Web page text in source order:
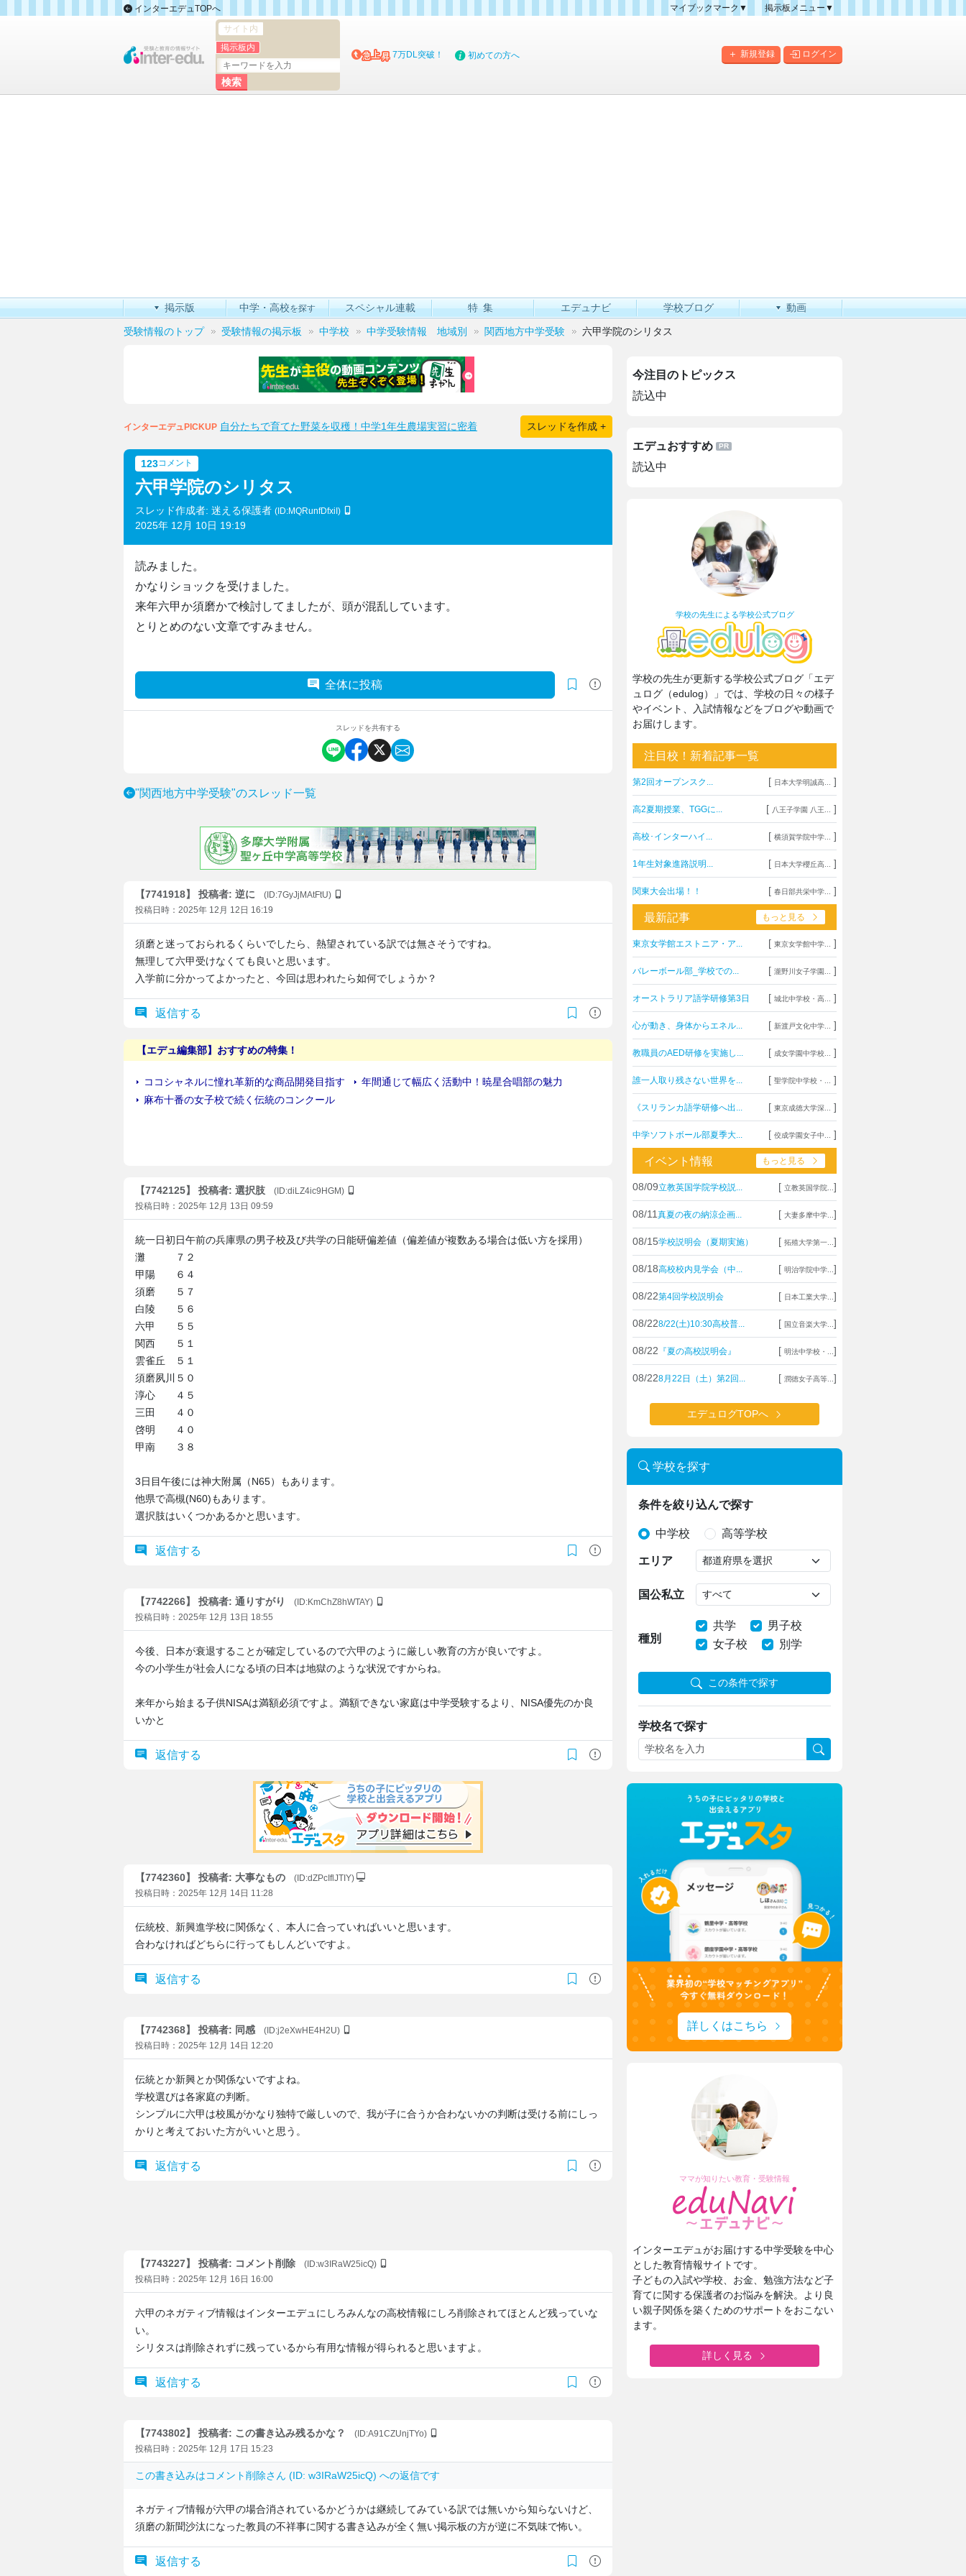
インターエデュTOPへ
マイブックマーク▼
掲示板メニュー▼
掲示板マップ
新規登録 ログイン
サイト内
掲示板内
7万DL突破！ 初めての方へ
掲示版 中学・高校を探す スペシャル連載 特集 エデュナビ 学校ブログ 動画
受験情報のトップ 受験情報の掲示板 中学校 中学受験情報 地域別 関西地方中学受験 六甲学院のシリタス
インターエデュPICKUP 自分たちで育てた野菜を収穫！中学1年生農場実習に密着 スレッドを作成 +
123コメント
六甲学院のシリタス
スレッド作成者: 迷える保護者 (ID:MQRunfDfxiI)
2025年 12月 10日 19:19
読みました。
かなりショックを受けました。
来年六甲か須磨かで検討してましたが、頭が混乱しています。
とりとめのない文章ですみません。
全体に投稿
スレッドを共有する
"関西地方中学受験"のスレッド一覧
【7741918】 投稿者: 逆に
(ID:7GyJjMAtFtU)
投稿日時：2025年 12月 12日 16:19
須磨と迷っておられるくらいでしたら、熱望されている訳では無さそうですね。
無理して六甲受けなくても良いと思います。
入学前に分かってよかったと、今回は思われたら如何でしょうか？
返信する
【7742125】 投稿者: 選択肢
(ID:diLZ4ic9HGM)
投稿日時：2025年 12月 13日 09:59
統一日初日午前の兵庫県の男子校及び共学の日能研偏差値（偏差値が複数ある場合は低い方を採用）
灘 ７２
甲陽 ６４
須磨 ５７
白陵 ５６
六甲 ５５
関西 ５１
雲雀丘 ５１
須磨夙川５０
淳心 ４５
三田 ４０
啓明 ４０
甲南 ３８
3日目午後には神大附属（N65）もあります。
他県で高槻(N60)もあります。
選択肢はいくつかあるかと思います。
返信する
【7742266】 投稿者: 通りすがり
(ID:KmChZ8hWTAY)
投稿日時：2025年 12月 13日 18:55
今後、日本が衰退することが確定しているので六甲のように厳しい教育の方が良いですよ。
今の小学生が社会人になる頃の日本は地獄のような状況ですからね。
来年から始まる子供NISAは満額必須ですよ。満額できない家庭は中学受験するより、NISA優先のか良
いかと
返信する
【7742360】 投稿者: 大事なもの
(ID:dZPcIflJTIY)
投稿日時：2025年 12月 14日 11:28
伝統校、新興進学校に関係なく、本人に合っていればいいと思います。
合わなければどちらに行ってもしんどいですよ。
返信する
【7742368】 投稿者: 同感
(ID:j2eXwHE4H2U)
投稿日時：2025年 12月 14日 12:20
伝統とか新興とか関係ないですよね。
学校選びは各家庭の判断。
シンプルに六甲は校風がかなり独特で厳しいので、我が子に合うか合わないかの判断は受ける前にしっ
かりと考えておいた方がいいと思う。
返信する
【7743227】 投稿者: コメント削除
(ID:w3IRaW25icQ)
投稿日時：2025年 12月 16日 16:00
六甲のネガティブ情報はインターエデュにしろみんなの高校情報にしろ削除されてほとんど残っていな
い。
シリタスは削除されずに残っているから有用な情報が得られると思いますよ。
返信する
【7743802】 投稿者: この書き込み残るかな？
(ID:A91CZUnjTYo)
投稿日時：2025年 12月 17日 15:23
この書き込みはコメント削除さん (ID: w3IRaW25icQ) への返信です
ネガティブ情報が六甲の場合消されているかどうかは継続してみている訳では無いから知らないけど、
須磨の新聞沙汰になった教員の不祥事に関する書き込みが全く無い掲示板の方が逆に不気味で怖い。
返信する
今注目のトピックス
読込中
エデュおすすめ
読込中
学校の先生による学校公式ブログ
学校の先生が更新する学校公式ブログ「エデ
ュログ（edulog）」では、学校の日々の様子
やイベント、入試情報などをブログや動画で
お届けします。
注目校！新着記事一覧
第2回オープンスク... [ 日本大学明誠高... ]
高2夏期授業、TGGに... [ 八王子学園 八王... ]
高校･インターハイ... [ 横須賀学院中学... ]
1年生対象進路説明... [ 日本大学櫻丘高... ]
関東大会出場！！ [ 春日部共栄中学... ]
最新記事 もっと見る
東京女学館エストニア・ア... [ 東京女学館中学... ]
バレーボール部_学校での... [ 瀧野川女子学園... ]
オーストラリア語学研修第3日 [ 城北中学校・高... ]
心が動き、身体からエネル... [ 新渡戸文化中学... ]
教職員のAED研修を実施し... [ 成女学園中学校... ]
誰一人取り残さない世界を... [ 聖学院中学校・... ]
《スリランカ語学研修へ出... [ 東京成徳大学深... ]
中学ソフトボール部夏季大... [ 佼成学園女子中... ]
イベント情報 もっと見る
08/09立教英国学院学校説... [ 立教英国学院... ]
08/11 真夏の夜の納涼企画... [ 大妻多摩中学... ]
08/15学校説明会（夏期実施） [ 拓殖大学第一... ]
08/18高校校内見学会（中... [ 明治学院中学... ]
08/22第4回学校説明会 [ 日本工業大学... ]
08/228/22(土)10:30高校普... [ 国立音楽大学... ]
08/22 『夏の高校説明会』 [ 明法中学校・... ]
08/228月22日（土）第2回... [ 潤徳女子高等... ]
エデュログTOPへ
学校を探す
条件を絞り込んで探す
中学校 高等学校
エリア
国公私立
種別
共学
男子校
女子校
別学
この条件で探す
学校名で探す
詳しくはこちら
ママが知りたい教育・受験情報
インターエデュがお届けする中学受験を中心
とした教育情報サイトです。
子どもの入試や学校、お金、勉強方法など子
育てに関する保護者のお悩みを解決。より良
い親子関係を築くためのサポートをおこない
ます。
詳しく見る